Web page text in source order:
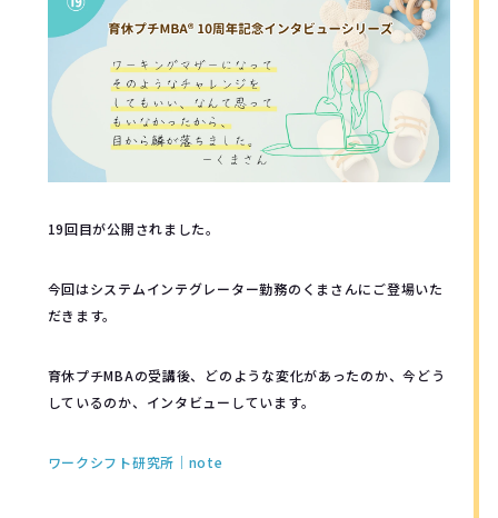
19回目が公開されました。
今回はシステムインテグレーター勤務のくまさんにご登場いた
だきます。
育休プチMBAの受講後、どのような変化があったのか、今どう
しているのか、インタビューしています。
ワークシフト研究所｜note